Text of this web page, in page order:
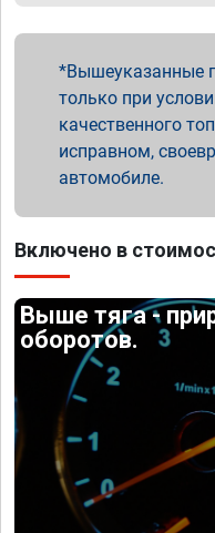
Вышеуказанные
только при
качественного
исправном,
автомобиле.
Включено в
Выше тяга -
оборотов.